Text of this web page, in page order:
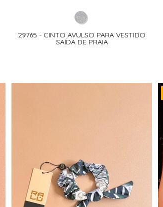
29765 - CINTO AVULSO PARA VESTIDO
SAÍDA DE PRAIA